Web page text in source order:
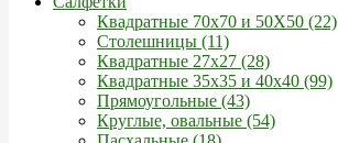
Квадратные 70х70 и 50Х50 (22)
Столешницы (11)
Квадратные 27х27 (28)
Квадратные 35х35 и 40х40 (99)
Прямоугольные (43)
Круглые, овальные (54)